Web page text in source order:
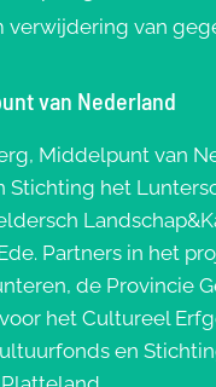
verwijdering van
van Nederland
Middelpunt van
Stichting het
Partners in het
de Provincie
het Cultureel
en